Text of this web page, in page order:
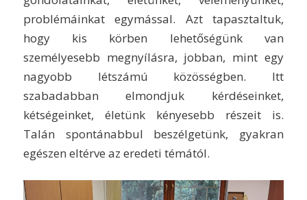
problémáinkat egymással. Azt tapasztaltuk,
hogy kis körben lehetőségünk van
személyesebb megnyílásra, jobban, mint egy
nagyobb létszámú közösségben. Itt
szabadabban elmondjuk kérdéseinket,
kétségeinket, életünk kényesebb részeit is.
Talán spontánabbul beszélgetünk, gyakran
egészen eltérve az eredeti témától.